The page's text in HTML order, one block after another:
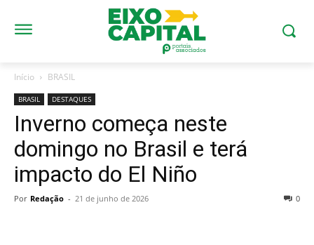
Início BRASIL
BRASIL DESTAQUES
Inverno começa neste
domingo no Brasil e terá
impacto do El Niño
Por Redação - 21 de junho de 2026 0